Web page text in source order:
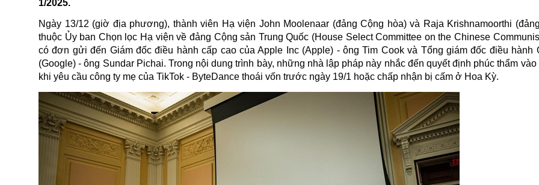
1/2025.
Ngày 13/12 (giờ địa phương), thành viên Hạ viện John Moolenaar (đảng Cộng hòa) và Raja Krishnamoorthi
thuộc Ủy ban Chọn lọc Hạ viện về đảng Cộng sản Trung Quốc (House Select Committee on the Chinese
có đơn gửi đến Giám đốc điều hành cấp cao của Apple Inc (Apple) - ông Tim Cook và Tổng giám đốc điều hành
(Google) - ông Sundar Pichai. Trong nội dung trình bày, những nhà lập pháp này nhắc đến quyết định phúc thẩm
khi yêu cầu công ty mẹ của TikTok - ByteDance thoái vốn trước ngày 19/1 hoặc chấp nhận bị cấm ở Hoa Kỳ.